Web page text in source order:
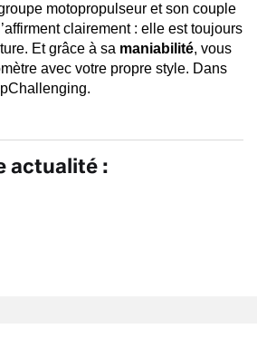
motopropulseur et son couple
clairement : elle est toujours
Et grâce à sa maniabilité, vous
avec votre propre style. Dans
actualité :